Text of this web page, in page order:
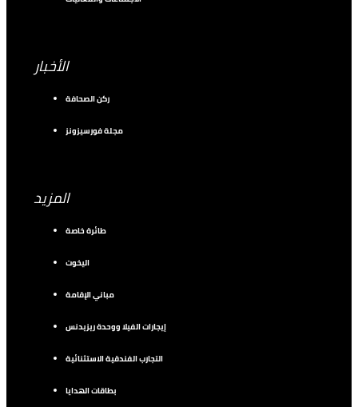
الأخبار
ركن الصحافة
مجلة فورسيزونز
المزيد
طائرة خاصة
اليخوت
مباني الإقامة
إيجارات الفيلا ووحدة ريزيدنس
التجارب الفندقية الاستثنائية
بطاقات الهدايا